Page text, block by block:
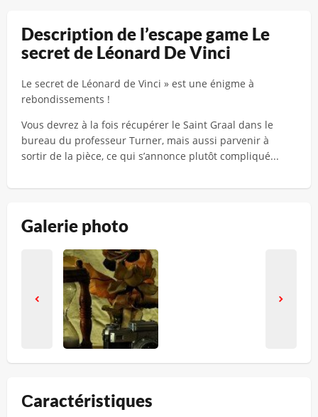
Description de l’escape game Le
secret de Léonard De Vinci
Le secret de Léonard de Vinci » est une énigme à
rebondissements !
Vous devrez à la fois récupérer le Saint Graal dans le
bureau du professeur Turner, mais aussi parvenir à
sortir de la pièce, ce qui s’annonce plutôt compliqué...
Galerie photo
Сaractéristiques